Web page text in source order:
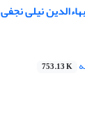
نیلی نجفی
753.13 K